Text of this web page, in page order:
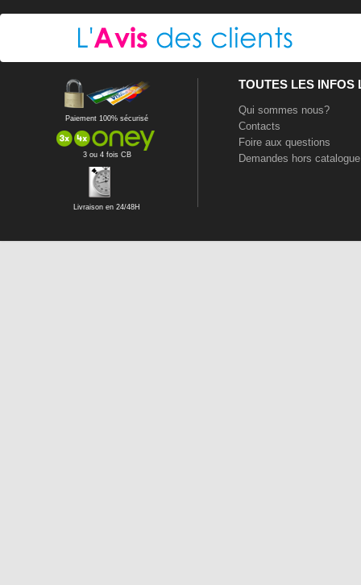
Paiement 100% sécurisé
3 ou 4 fois CB
Livraison en 24/48H
TOUTES LES INFOS
Qui sommes nous?
Contacts
Foire aux questions
Demandes hors catalogue